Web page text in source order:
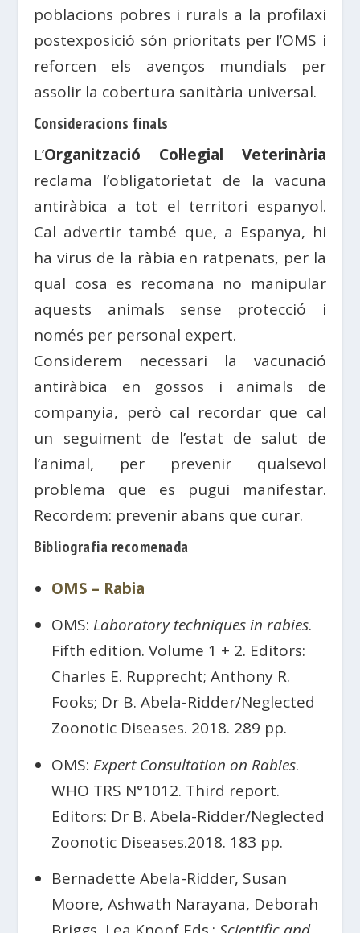
poblacions pobres i rurals a la profilaxi
postexposició són prioritats per l’OMS i
reforcen els avenços mundials per
assolir la cobertura sanitària universal.
Consideracions finals
L’Organització Col·legial Veterinària
reclama l’obligatorietat de la vacuna
antiràbica a tot el territori espanyol.
Cal advertir també que, a Espanya, hi
ha virus de la ràbia en ratpenats, per la
qual cosa es recomana no manipular
aquests animals sense protecció i
només per personal expert.
Considerem necessari la vacunació
antiràbica en gossos i animals de
companyia, però cal recordar que cal
un seguiment de l’estat de salut de
l’animal, per prevenir qualsevol
problema que es pugui manifestar.
Recordem: prevenir abans que curar.
Bibliografia recomenada
OMS – Rabia
OMS: Laboratory techniques in rabies.
Fifth edition. Volume 1 + 2. Editors:
Charles E. Rupprecht; Anthony R.
Fooks; Dr B. Abela-Ridder/Neglected
Zoonotic Diseases. 2018. 289 pp.
OMS: Expert Consultation on Rabies.
WHO TRS N°1012. Third report.
Editors: Dr B. Abela-Ridder/Neglected
Zoonotic Diseases.2018. 183 pp.
Bernadette Abela-Ridder, Susan
Moore, Ashwath Narayana, Deborah